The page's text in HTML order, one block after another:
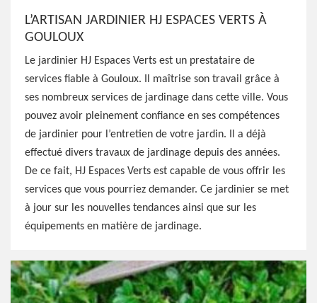
L’ARTISAN JARDINIER HJ ESPACES VERTS À
GOULOUX
Le jardinier HJ Espaces Verts est un prestataire de
services fiable à Gouloux. Il maîtrise son travail grâce à
ses nombreux services de jardinage dans cette ville. Vous
pouvez avoir pleinement confiance en ses compétences
de jardinier pour l’entretien de votre jardin. Il a déjà
effectué divers travaux de jardinage depuis des années.
De ce fait, HJ Espaces Verts est capable de vous offrir les
services que vous pourriez demander. Ce jardinier se met
à jour sur les nouvelles tendances ainsi que sur les
équipements en matière de jardinage.